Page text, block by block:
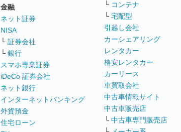
金融
ネット証券
NISA
└ 証券会社
└ 銀行
スマホ専業証券
iDeCo 証券会社
ネット銀行
インターネットバンキング
外貨預金
住宅ローン
└ コンテナ
└ 宅配型
引越し会社
カーシェアリング
レンタカー
格安レンタカー
カーリース
車買取会社
中古車情報サイト
中古車販売店
└ 中古車専門販売店